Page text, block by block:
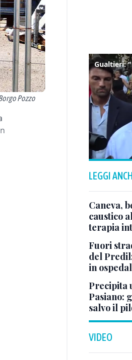
Pozzo
LEGGI
Caneva,
caustico
terapia
Fuori
del
in
Precipita
Pasiano:
salvo il
VIDEO